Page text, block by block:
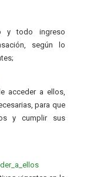
y todo ingreso
según lo
acceder a ellos,
para que
y cumplir sus